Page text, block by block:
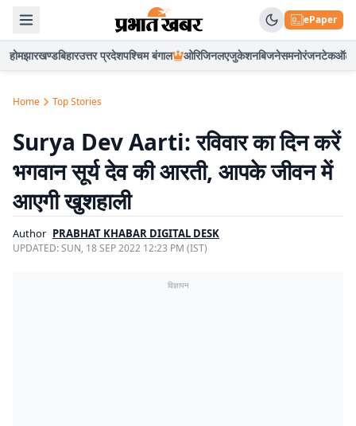
ePaper
होमझारखण्डबिहारउत्तर प्रदेशपश्चिम बंगाल ओरिजिनलएजुकेशनबिजनेसमनोरंजनटेकऑटो
Home Top Stories
Surya Dev Aarti: रविवार का दिन करें
भगवान सूर्य देव की आरती, आपके जीवन में
आएगी खुशहाली
Author PRABHAT KHABAR DIGITAL DESK
UPDATED:SUN, 18 SEP 2022 12:23 PM (IST)
विज्ञापन